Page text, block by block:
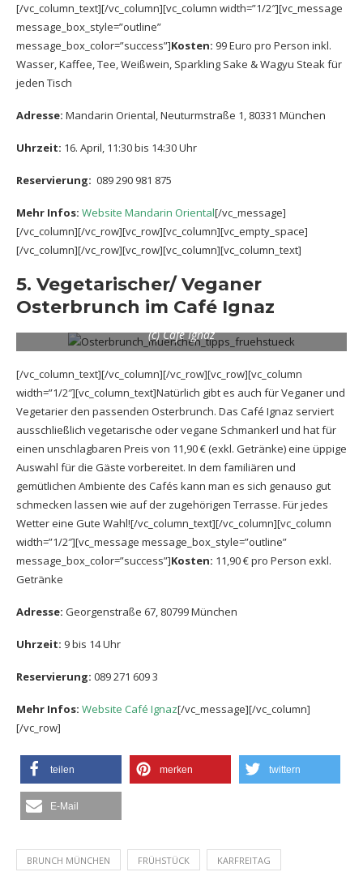
[/vc_column_text][/vc_column][vc_column width=”1/2″][vc_message
message_box_style=”outline”
message_box_color=”success”]Kosten: 99 Euro pro Person inkl.
Wasser, Kaffee, Tee, Weißwein, Sparkling Sake & Wagyu Steak für
jeden Tisch
Adresse: Mandarin Oriental, Neuturmstraße 1, 80331 München
Uhrzeit: 16. April, 11:30 bis 14:30 Uhr
Reservierung: 089 290 981 875
Mehr Infos: Website Mandarin Oriental[/vc_message]
[/vc_column][/vc_row][vc_row][vc_column][vc_empty_space]
[/vc_column][/vc_row][vc_row][vc_column][vc_column_text]
5. Vegetarischer/ Veganer
Osterbrunch im Café Ignaz
(c) Café Ignaz
[/vc_column_text][/vc_column][/vc_row][vc_row][vc_column
width=”1/2″][vc_column_text]Natürlich gibt es auch für Veganer und
Vegetarier den passenden Osterbrunch. Das Café Ignaz serviert
ausschließlich vegetarische oder vegane Schmankerl und hat für
einen unschlagbaren Preis von 11,90 € (exkl. Getränke) eine üppige
Auswahl für die Gäste vorbereitet. In dem familiären und
gemütlichen Ambiente des Cafés kann man es sich genauso gut
schmecken lassen wie auf der zugehörigen Terrasse. Für jedes
Wetter eine Gute Wahl![/vc_column_text][/vc_column][vc_column
width=”1/2″][vc_message message_box_style=”outline”
message_box_color=”success”]Kosten: 11,90 € pro Person exkl.
Getränke
Adresse: Georgenstraße 67, 80799 München
Uhrzeit: 9 bis 14 Uhr
Reservierung: 089 271 609 3
Mehr Infos: Website Café Ignaz[/vc_message][/vc_column]
[/vc_row]
teilen merken twittern
E-Mail
BRUNCH MÜNCHEN FRÜHSTÜCK KARFREITAG